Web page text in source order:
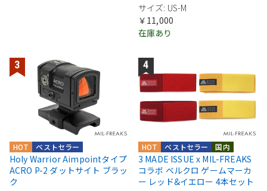
サイズ: US-M
￥11,000
在庫あり
ベストセラー
HOT
Holy Warrior Aimpointタイプ
ACRO P-2 ダットサイト ブラッ
ク
国内
ベストセラー
HOT
3 MADE ISSUE x MIL-FREAKS
コラボ ベルクロ ゲームマーカ
ー レッド&イエロー 4本セット